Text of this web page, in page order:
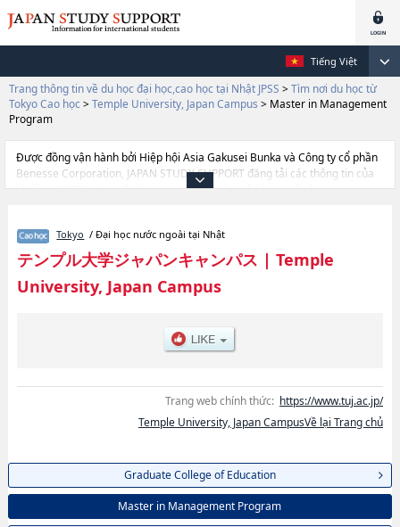
Tiếng Việt
Trang thông tin về du học đại học,cao học tại Nhật JPSS > Tìm nơi du học từ
Tokyo Cao học > Temple University, Japan Campus > Master in Management
Program
Được đồng vận hành bởi Hiệp hội Asia Gakusei Bunka và Công ty cổ phần
Benesse Corporation, JAPAN STUDY SUPPORT đăng tải các thông tin của
khoảng 1.300 trường đại học, cao học, trường đại học ngắn hạn, trường
và thông tin cần thiết dành cho du học sinh, như là về các Graduate
College of EducationhoặcMaster in Management ProgramhoặcBeasley
School of Law, thông tin về từng khoa nghiên cứu, thông tin liên quan đến
thi tuyển như số lượng tuyển sinh, số lượng trúng tuyển, cở sở trang thiết
Tokyo / Đại học nước ngoài tại Nhật
テンプル大学ジャパンキャンパス | Temple
University, Japan Campus
Trang web chính thức: https://www.tuj.ac.jp/
Temple University, Japan CampusVề lại Trang chủ
Graduate College of Education
Master in Management Program